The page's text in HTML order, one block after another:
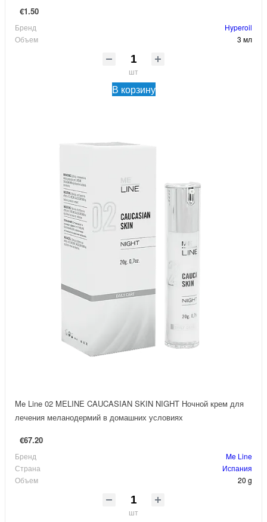
€1.50
Бренд
Hyperoil
Объем
3 мл
шт
В корзину
Me Line 02 MELINE CAUCASIAN SKIN NIGHT Ночной крем для
лечения меланодермий в домашних условиях
€67.20
Бренд
Me Line
Страна
Испания
Объем
20 g
шт